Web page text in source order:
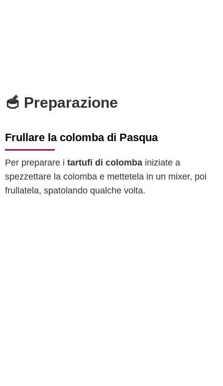
🥣 Preparazione
Frullare la colomba di Pasqua
Per preparare i tartufi di colomba iniziate a
spezzettare la colomba e mettetela in un mixer, poi
frullatela, spatolando qualche volta.